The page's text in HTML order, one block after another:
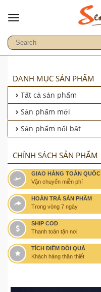
DANH MỤC SẢN PHẨM
Tất cả sản phẩm
Sản phẩm mới
Sản phẩm nổi bật
CHÍNH SÁCH SẢN PHẨM
GIAO HÀNG TOÀN QUỐC
Vận chuyển miễn phí
HOÀN TRẢ SẢN PHẨM
Trong vòng 7 ngày
SHIP COD
Thanh toán tận nơi
TÍCH ĐIỂM ĐỔI QUÀ
Khách hàng thân thiết